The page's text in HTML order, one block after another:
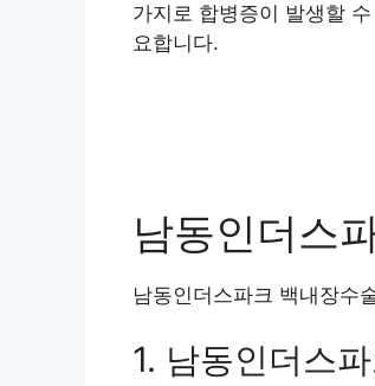
가지로 합병증이 발생할
요합니다.
남동인더스
남동인더스파크 백내장수
1. 남동인더스